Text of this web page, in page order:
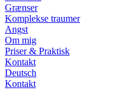
Grænser
Komplekse traumer
Angst
Om mig
Priser & Praktisk
Kontakt
Deutsch
Kontakt